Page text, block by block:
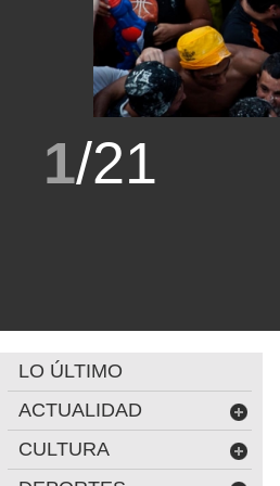
1/21
LO ÚLTIMO
ACTUALIDAD
CULTURA